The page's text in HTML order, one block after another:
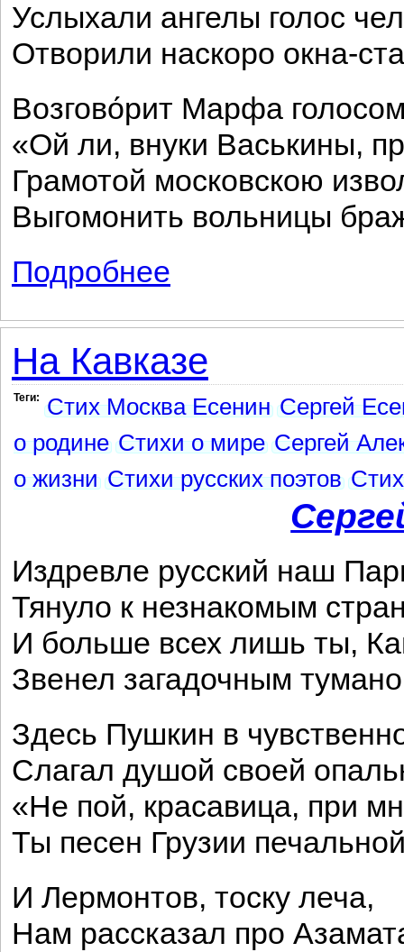
Услыхали ангелы голос
Отворили наскоро окна-
Возгово́рит Марфа
«Ой ли, внуки Васькины,
Грамотой московскою
Выгомонить вольницы
Подробнее
На Кавказе
Теги: Стих Москва Есенин Сергей
о родине Стихи о мире Сергей
о жизни Стихи русских поэтов
Издревле русский наш
Тянуло к незнакомым
И больше всех лишь ты,
Звенел загадочным
Здесь Пушкин в
Слагал душой своей
«Не пой, красавица, при
Ты песен Грузии
И Лермонтов, тоску леча,
Нам рассказал про